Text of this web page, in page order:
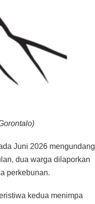
Juni 2026 mengundang
dua warga dilaporkan
perkebunan.
kedua menimpa